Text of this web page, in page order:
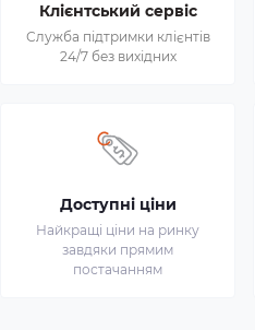
Клієнтський сервіс
Служба підтримки клієнтів
24/7 без вихідних
Доступні ціни
Найкращі ціни на ринку
завдяки прямим
постачанням